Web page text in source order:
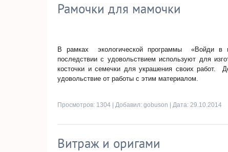
Рамочки для мамочки
В рамках экологической программы «Войди в
последствии с удовольствием используют для
косточки и семечки для украшения своих работ.
удовольствие от работы с этим материалом.
Просмотров: 1304 | Добавил: gobuson | Дата: 29.10.2014
Витраж и оригами